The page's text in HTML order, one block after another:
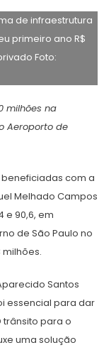
de infraestrutura
primeiro ano R$
Foto:
milhões na
Aeroporto de
com a
Melhado Campos
e 90,6, em
de São Paulo no
milhões.
Santos
essencial para dar
trânsito para o
uma solução